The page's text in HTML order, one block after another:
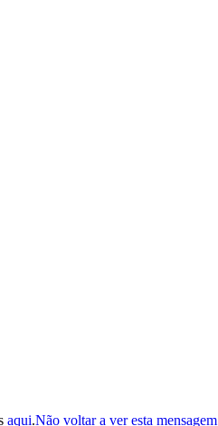
aqui.Não voltar a ver esta mensagem